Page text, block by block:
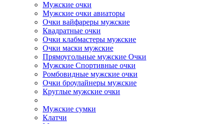
Мужские очки
Мужские очки авиаторы
Очки вайфареры мужские
Квадратные очки
Очки клабмастеры мужские
Очки маски мужские
Прямоугольные мужские Очки
Мужские Спортивные очки
Ромбовидные мужские очки
Очки броулайнеры мужские
Круглые мужские очки
Мужские сумки
Клатчи